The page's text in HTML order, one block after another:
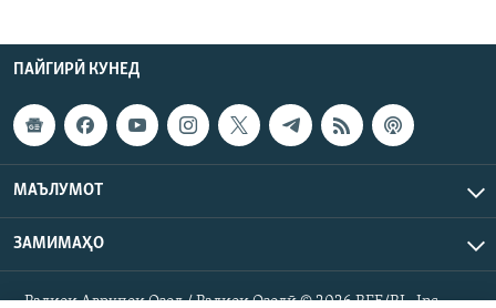
ПАЙГИРӢ КУНЕД
МАЪЛУМОТ
ЗАМИМАҲО
Радиои Аврупои Озод / Радиои Озодӣ © 2026 RFE/RL. Inc.